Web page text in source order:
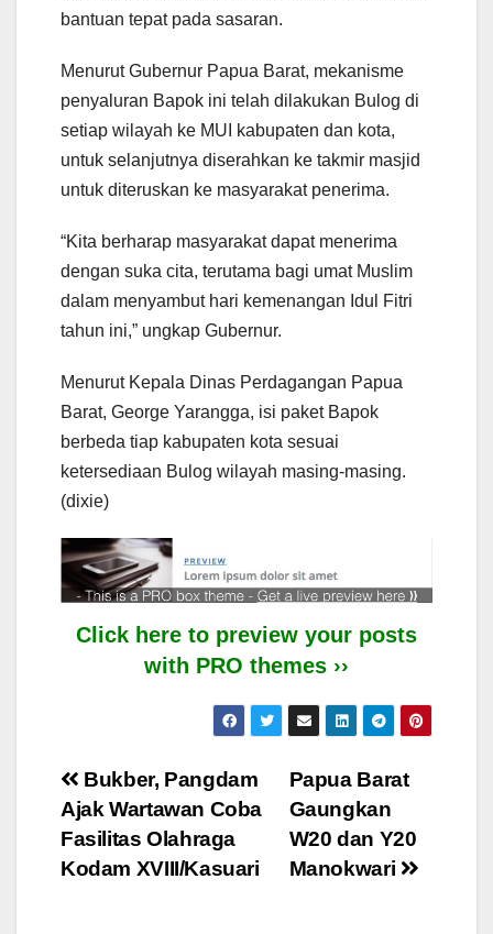
bantuan tepat pada sasaran.
Menurut Gubernur Papua Barat, mekanisme
penyaluran Bapok ini telah dilakukan Bulog di
setiap wilayah ke MUI kabupaten dan kota,
untuk selanjutnya diserahkan ke takmir masjid
untuk diteruskan ke masyarakat penerima.
“Kita berharap masyarakat dapat menerima
dengan suka cita, terutama bagi umat Muslim
dalam menyambut hari kemenangan Idul Fitri
tahun ini,” ungkap Gubernur.
Menurut Kepala Dinas Perdagangan Papua
Barat, George Yarangga, isi paket Bapok
berbeda tiap kabupaten kota sesuai
ketersediaan Bulog wilayah masing-masing.
(dixie)
Click here to preview your posts
with PRO themes ››
Post
navigation
Papua Barat
Gaungkan
W20 dan Y20
Manokwari
Bukber, Pangdam
Ajak Wartawan Coba
Fasilitas Olahraga
Kodam XVIII/Kasuari